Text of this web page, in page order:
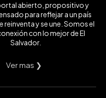
abierto, propositivo y
para reflejar a un país
reinventa y se une. Somos el
con lo mejor de El
Salvador.
Ver mas ❯